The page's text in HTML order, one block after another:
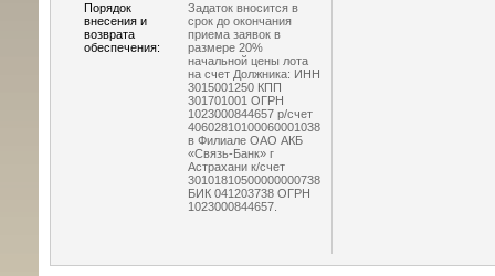
Порядок
внесения и
возврата
обеспечения:
Задаток вносится в
срок до окончания
приема заявок в
размере 20%
начальной цены лота
на счет Должника: ИНН
3015001250 КПП
301701001 ОГРН
1023000844657 р/счет
40602810100060001038
в Филиале ОАО АКБ
«Связь-Банк» г
Астрахани к/счет
30101810500000000738
БИК 041203738 ОГРН
1023000844657.